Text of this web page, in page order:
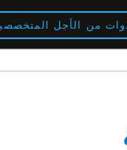
من الأجل